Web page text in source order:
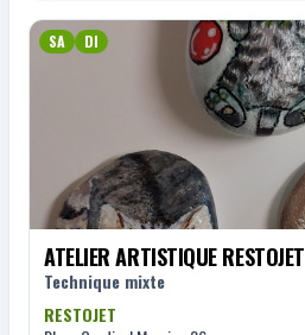
SA DI
ATELIER ARTISTIQUE RESTOJET
Technique mixte
RESTOJET